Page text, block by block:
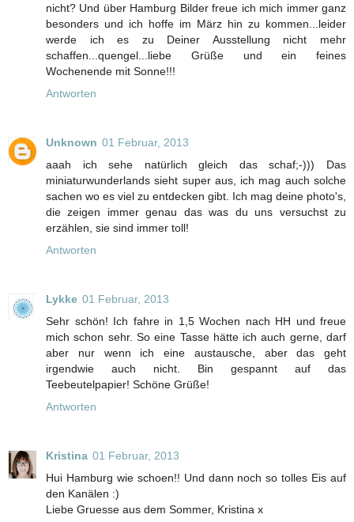
nicht? Und über Hamburg Bilder freue ich mich immer ganz
besonders und ich hoffe im März hin zu kommen...leider
werde ich es zu Deiner Ausstellung nicht mehr
schaffen...quengel...liebe Grüße und ein feines
Wochenende mit Sonne!!!
Antworten
Unknown 01 Februar, 2013
aaah ich sehe natürlich gleich das schaf;-))) Das
miniaturwunderlands sieht super aus, ich mag auch solche
sachen wo es viel zu entdecken gibt. Ich mag deine photo's,
die zeigen immer genau das was du uns versuchst zu
erzählen, sie sind immer toll!
Antworten
Lykke 01 Februar, 2013
Sehr schön! Ich fahre in 1,5 Wochen nach HH und freue
mich schon sehr. So eine Tasse hätte ich auch gerne, darf
aber nur wenn ich eine austausche, aber das geht
irgendwie auch nicht. Bin gespannt auf das
Teebeutelpapier! Schöne Grüße!
Antworten
Kristina 01 Februar, 2013
Hui Hamburg wie schoen!! Und dann noch so tolles Eis auf
den Kanälen :)
Liebe Gruesse aus dem Sommer, Kristina x